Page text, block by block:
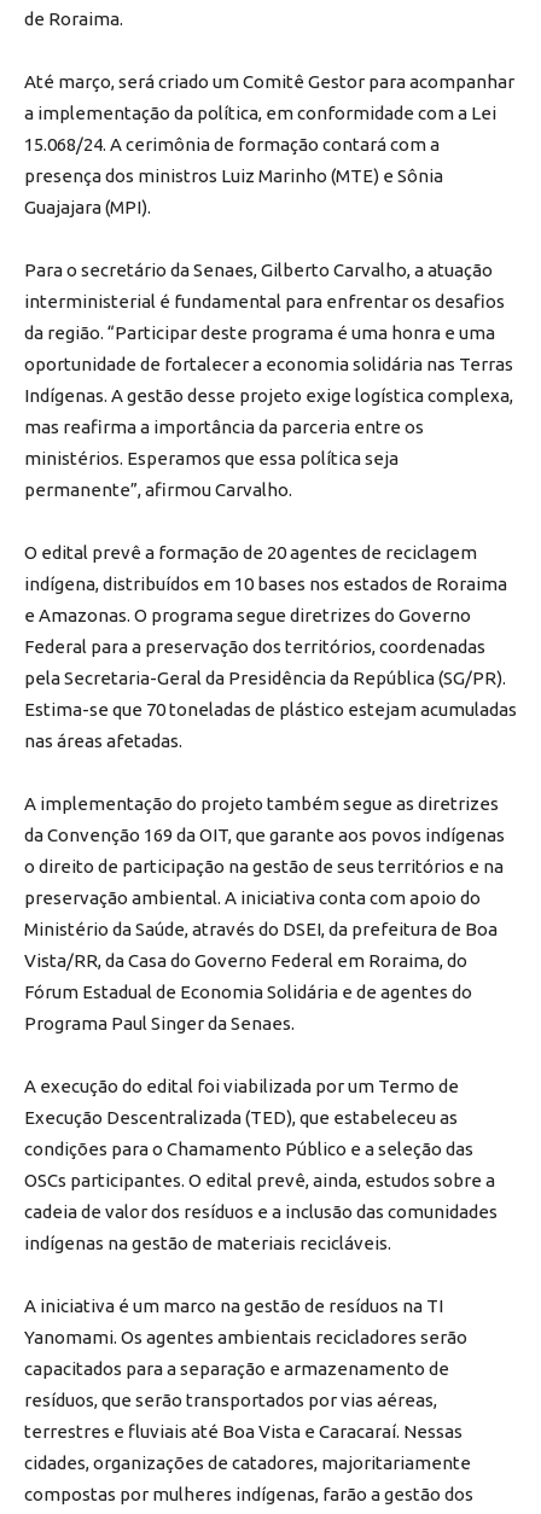
de Roraima.
Até março, será criado um Comitê Gestor para acompanhar
a implementação da política, em conformidade com a Lei
15.068/24. A cerimônia de formação contará com a
presença dos ministros Luiz Marinho (MTE) e Sônia
Guajajara (MPI).
Para o secretário da Senaes, Gilberto Carvalho, a atuação
interministerial é fundamental para enfrentar os desafios
da região. “Participar deste programa é uma honra e uma
oportunidade de fortalecer a economia solidária nas Terras
Indígenas. A gestão desse projeto exige logística complexa,
mas reafirma a importância da parceria entre os
ministérios. Esperamos que essa política seja
permanente”, afirmou Carvalho.
O edital prevê a formação de 20 agentes de reciclagem
indígena, distribuídos em 10 bases nos estados de Roraima
e Amazonas. O programa segue diretrizes do Governo
Federal para a preservação dos territórios, coordenadas
pela Secretaria-Geral da Presidência da República (SG/PR).
Estima-se que 70 toneladas de plástico estejam acumuladas
nas áreas afetadas.
A implementação do projeto também segue as diretrizes
da Convenção 169 da OIT, que garante aos povos indígenas
o direito de participação na gestão de seus territórios e na
preservação ambiental. A iniciativa conta com apoio do
Ministério da Saúde, através do DSEI, da prefeitura de Boa
Vista/RR, da Casa do Governo Federal em Roraima, do
Fórum Estadual de Economia Solidária e de agentes do
Programa Paul Singer da Senaes.
A execução do edital foi viabilizada por um Termo de
Execução Descentralizada (TED), que estabeleceu as
condições para o Chamamento Público e a seleção das
OSCs participantes. O edital prevê, ainda, estudos sobre a
cadeia de valor dos resíduos e a inclusão das comunidades
indígenas na gestão de materiais recicláveis.
A iniciativa é um marco na gestão de resíduos na TI
Yanomami. Os agentes ambientais recicladores serão
capacitados para a separação e armazenamento de
resíduos, que serão transportados por vias aéreas,
terrestres e fluviais até Boa Vista e Caracaraí. Nessas
cidades, organizações de catadores, majoritariamente
compostas por mulheres indígenas, farão a gestão dos